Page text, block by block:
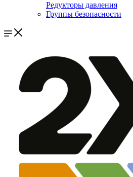
Редукторы давления
Группы безопасности